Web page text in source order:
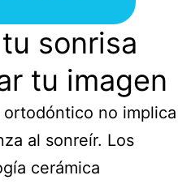
sonrisa
tu imagen
no implica
al sonreír. Los
cerámica